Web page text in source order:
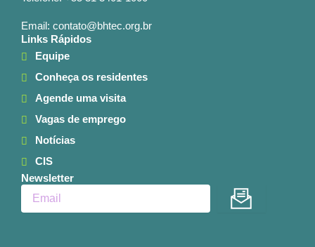
Email: contato@bhtec.org.br
Links Rápidos
Equipe
Conheça os residentes
Agende uma visita
Vagas de emprego
Notícias
CIS
Newsletter
Enviar